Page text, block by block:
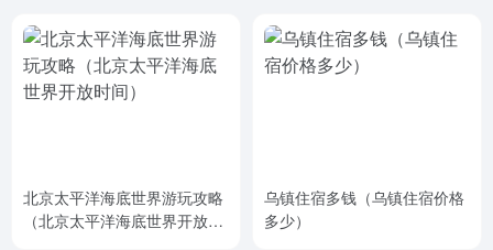
北京太平洋海底世界游玩攻略
（北京太平洋海底世界开放时
乌镇住宿多钱（乌镇住宿价格
多少）